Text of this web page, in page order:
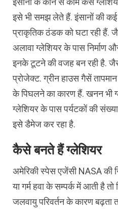
इसे भी समझ लेते हैं. इंसानों की कई
प्राकृतिक ठंडक को घटा रही हैं.
अलावा ग्लेशियर के पास निर्माण
इनके टूटने की वजह बन रही है.
प्रोजेक्ट. ग्रीन हाउस गैसें
के पिघलने का कारण हैं. खनन भी
ग्लेशियर के पास पर्यटकों की
इसे डैमेज कर रहा है.
कैसे बनते हैं ग्लेशियर
अमेरिकी स्पेस एजेंसी NASA की
या गर्म हवा के सम्पर्क में आती है
जलवायु परिवर्तन के कारण बढ़ता